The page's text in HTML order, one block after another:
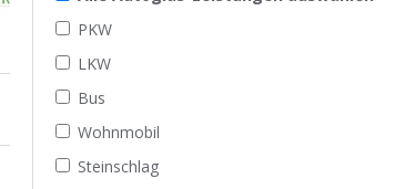
PKW
LKW
Bus
Wohnmobil
Steinschlag